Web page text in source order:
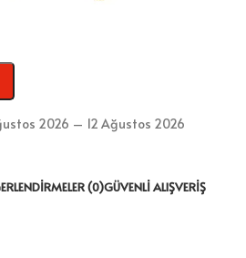
2026 – 12 Ağustos 2026
(0)GÜVENLI ALIŞVERIŞ